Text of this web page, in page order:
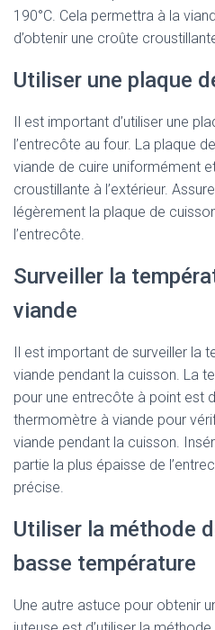
190°C. Cela permettra à la
d’obtenir une croûte
Utiliser une plaque
Il est important d’utiliser une
l’entrecôte au four. La plaque
viande de cuire uniformément
croustillante à l’extérieur.
légèrement la plaque de
l’entrecôte.
Surveiller la
viande
Il est important de surveiller la
viande pendant la cuisson. La
pour une entrecôte à point est
thermomètre à viande pour
viande pendant la cuisson.
partie la plus épaisse de
précise.
Utiliser la méthode
basse température
Une autre astuce pour obtenir